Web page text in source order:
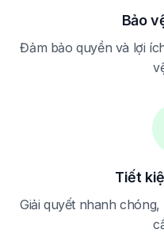
Bảo
Đảm bảo quyền và lợi
Tiết
Giải quyết nhanh